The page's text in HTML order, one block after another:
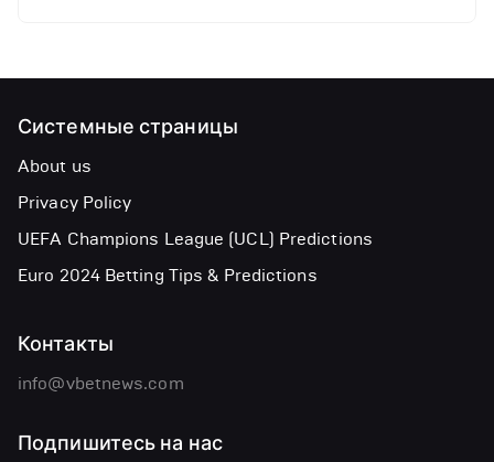
Системные страницы
About us
Privacy Policy
UEFA Champions League (UCL) Predictions
Euro 2024 Betting Tips & Predictions
Контакты
info@vbetnews.com
Подпишитесь на нас